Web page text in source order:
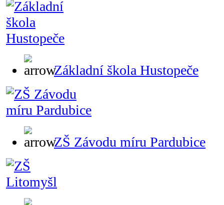
Základní škola Hustopeče
ZŠ Závodu míru Pardubice